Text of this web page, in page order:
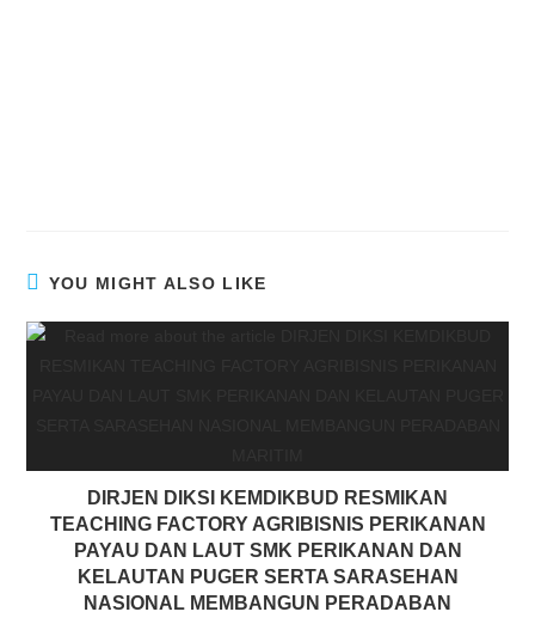
YOU MIGHT ALSO LIKE
DIRJEN DIKSI KEMDIKBUD RESMIKAN
TEACHING FACTORY AGRIBISNIS PERIKANAN
PAYAU DAN LAUT SMK PERIKANAN DAN
KELAUTAN PUGER SERTA SARASEHAN
NASIONAL MEMBANGUN PERADABAN